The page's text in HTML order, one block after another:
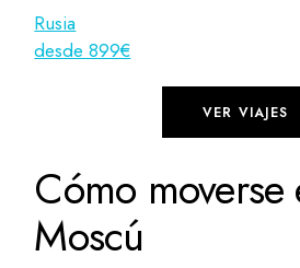
Rusia
desde 899€
VER VIAJES
Cómo moverse
Moscú